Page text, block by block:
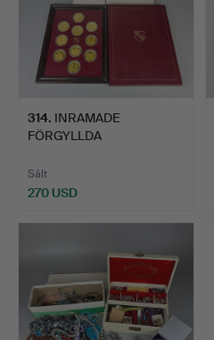
314. INRAMADE
FÖRGYLLDA
ER.
Sålt
270 USD